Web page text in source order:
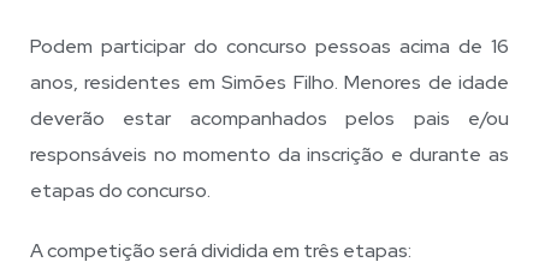
Podem participar do concurso pessoas acima de 16
anos, residentes em Simões Filho. Menores de idade
deverão estar acompanhados pelos pais e/ou
responsáveis no momento da inscrição e durante as
etapas do concurso.
A competição será dividida em três etapas: